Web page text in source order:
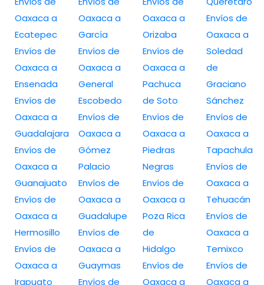
Oaxaca a
Ecatepec
Envíos de
Oaxaca a
Ensenada
Envíos de
Oaxaca a
Guadalajara
Envíos de
Oaxaca a
Guanajuato
Envíos de
Oaxaca a
Hermosillo
Envíos de
Oaxaca a
Irapuato
Oaxaca a
García
Envíos de
Oaxaca a
General
Escobedo
Envíos de
Oaxaca a
Gómez
Palacio
Envíos de
Oaxaca a
Guadalupe
Envíos de
Oaxaca a
Guaymas
Envíos de
Oaxaca a
Orizaba
Envíos de
Oaxaca a
Pachuca
de Soto
Envíos de
Oaxaca a
Piedras
Negras
Envíos de
Oaxaca a
Poza Rica
de
Hidalgo
Envíos de
Oaxaca a
Envíos de
Oaxaca a
Soledad
de
Graciano
Sánchez
Envíos de
Oaxaca a
Tapachula
Envíos de
Oaxaca a
Tehuacán
Envíos de
Oaxaca a
Temixco
Envíos de
Oaxaca a